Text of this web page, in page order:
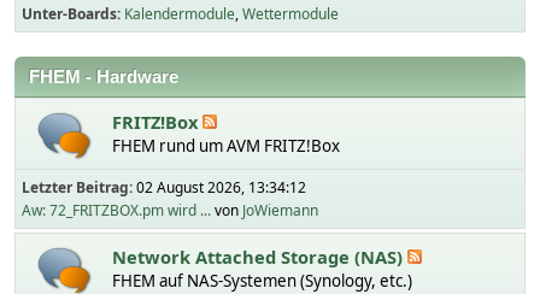
Unter-Boards Kalendermodule Wettermodule
FHEM - Hardware
FRITZ!Box
FHEM rund um AVM FRITZ!Box
Letzter Beitrag:02 August 2026, 13:34:12
Aw: 72_FRITZBOX.pm wird ...von JoWiemann
Network Attached Storage (NAS)
FHEM auf NAS-Systemen (Synology, etc.)